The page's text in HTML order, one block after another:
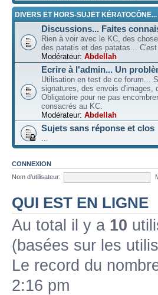
DIVERS ET HORS-SUJET KÉRATOCÔNE...
Discussions... Faites
Rien à voir avec le KC, des
des patatis et des patatas...
Modérateur: Abdellah
Ecrire à l'admin... Un
Utilisation en test de ce forum...
signatures, des envois
Obligatoire pour ne pas
consacrés au KC.
Modérateur: Abdellah
Sujets sans réponse et clos
...
CONNEXION
Nom d’utilisateur:
QUI EST EN LIGNE
Au total il y a 10
(basées sur les
Le record du
2:16 pm